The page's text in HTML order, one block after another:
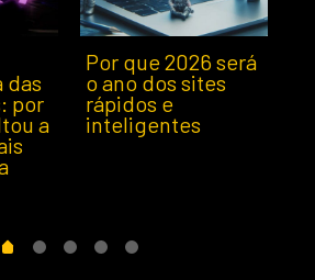
das
por
a
26 de outubro de 2025
Por que 2026 será
o ano dos sites
rápidos e
inteligentes